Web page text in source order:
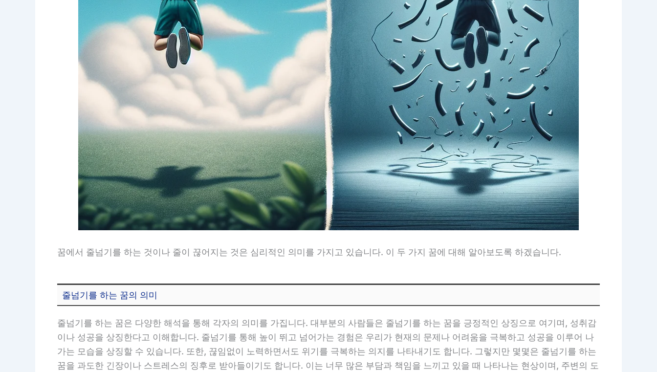
꿈에서 줄넘기를 하는 것이나 줄이 끊어지는 것은 심리적인 의미를 가지고 있습니다. 이 두 가지 꿈에 대해 알아보도록 하겠습니다.
줄넘기를 하는 꿈의 의미
줄넘기를 하는 꿈은 다양한 해석을 통해 각자의 의미를 가집니다. 대부분의 사람들은 줄넘기를 하는 꿈을 긍정적인 상징으로 여기며, 성취감
이나 성공을 상징한다고 이해합니다. 줄넘기를 통해 높이 뛰고 넘어가는 경험은 우리가 현재의 문제나 어려움을 극복하고 성공을 이루어 나
가는 모습을 상징할 수 있습니다. 또한, 끊임없이 노력하면서도 위기를 극복하는 의지를 나타내기도 합니다. 그렇지만 몇몇은 줄넘기를 하는
꿈을 과도한 긴장이나 스트레스의 징후로 받아들이기도 합니다. 이는 너무 많은 부담과 책임을 느끼고 있을 때 나타나는 현상이며, 주변의 도